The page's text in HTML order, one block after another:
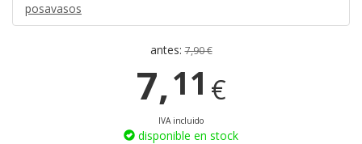
posavasos
antes:7,90 €
7,11 €
IVA incluido
disponible en stock